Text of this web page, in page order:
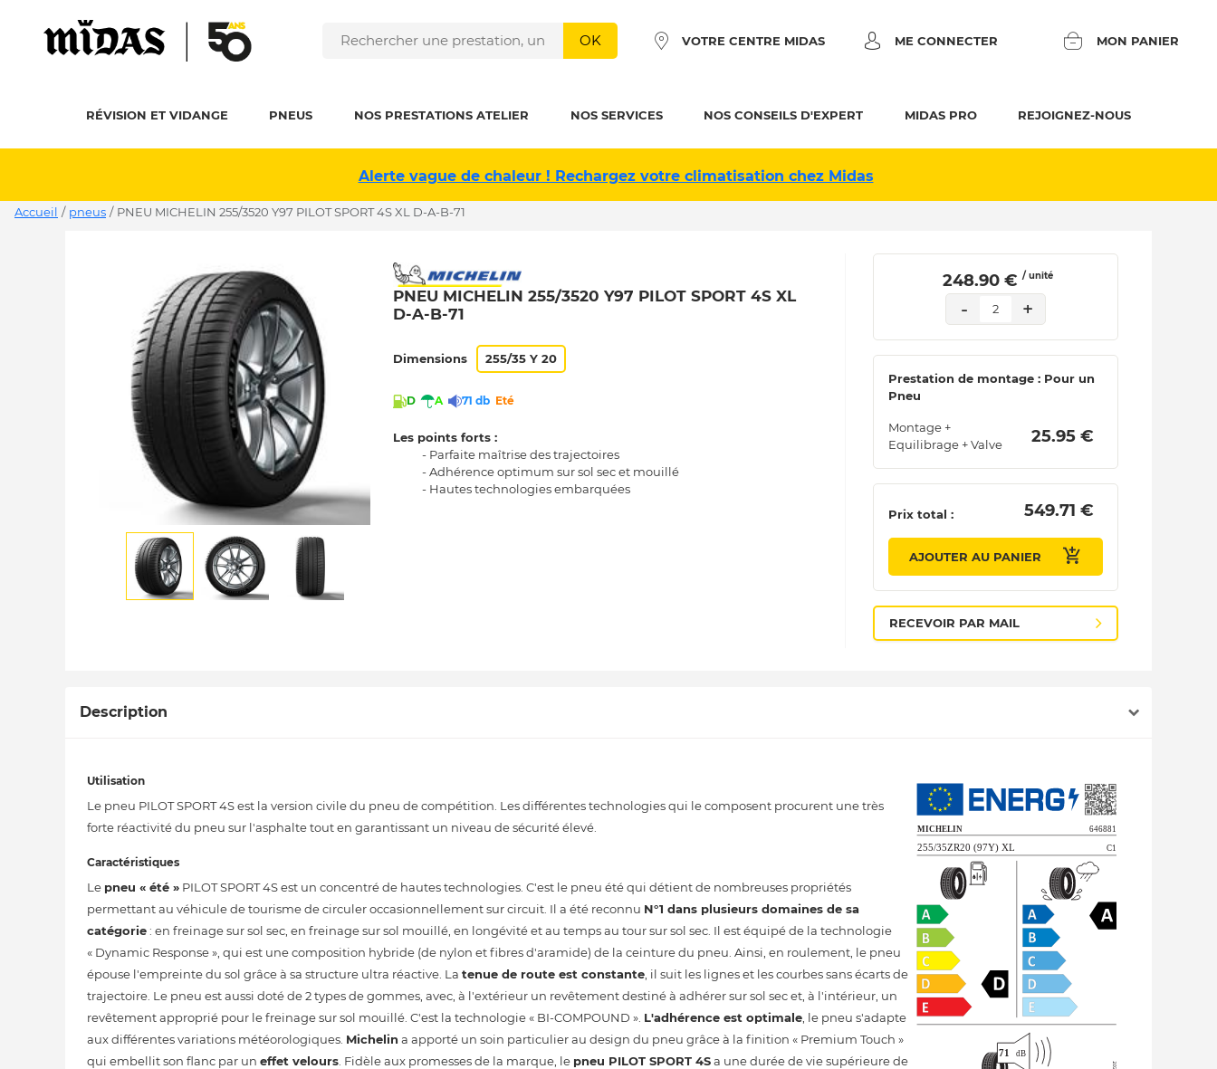
OK VOTRE CENTRE MIDAS ME CONNECTER MON PANIER
RÉVISION ET VIDANGE PNEUS NOS PRESTATIONS ATELIER NOS SERVICES NOS CONSEILS D'EXPERT MIDAS PRO REJOIGNEZ-NOUS
Alerte vague de chaleur ! Rechargez votre climatisation chez Midas
Accueil / pneus / PNEU MICHELIN 255/3520 Y97 PILOT SPORT 4S XL D-A-B-71
PNEU MICHELIN 255/3520 Y97 PILOT SPORT 4S XL
D-A-B-71
Dimensions 255/35 Y 20
D A 71 db Eté
Les points forts :
- Parfaite maîtrise des trajectoires
- Adhérence optimum sur sol sec et mouillé
- Hautes technologies embarquées
248.90 € / unité
- 2 +
Prestation de montage : Pour un
Pneu
Montage +
Equilibrage + Valve
25.95 €
Prix total : 549.71 €
AJOUTER AU PANIER
RECEVOIR PAR MAIL
Description
Utilisation
Le pneu PILOT SPORT 4S est la version civile du pneu de compétition. Les différentes technologies qui le composent procurent une très
forte réactivité du pneu sur l'asphalte tout en garantissant un niveau de sécurité élevé.
Caractéristiques
Le pneu « été » PILOT SPORT 4S est un concentré de hautes technologies. C'est le pneu été qui détient de nombreuses propriétés
permettant au véhicule de tourisme de circuler occasionnellement sur circuit. Il a été reconnu N°1 dans plusieurs domaines de sa
catégorie: en freinage sur sol sec, en freinage sur sol mouillé, en longévité et au temps au tour sur sol sec. Il est équipé de la technologie
« Dynamic Response », qui est une composition hybride (de nylon et fibres d'aramide) de la ceinture du pneu. Ainsi, en roulement, le pneu
épouse l'empreinte du sol grâce à sa structure ultra réactive. La tenue de route est constante , il suit les lignes et les courbes sans écarts de
trajectoire. Le pneu est aussi doté de 2 types de gommes, avec, à l'extérieur un revêtement destiné à adhérer sur sol sec et, à l'intérieur, un
revêtement approprié pour le freinage sur sol mouillé. C'est la technologie « BI-COMPOUND ». L'adhérence est optimale , le pneu s'adapte
aux différentes variations météorologiques. Michelin a apporté un soin particulier au design du pneu grâce à la finition « Premium Touch »
qui embellit son flanc par un effet velours . Fidèle aux promesses de la marque, le pneu PILOT SPORT 4Sa une durée de vie supérieure de